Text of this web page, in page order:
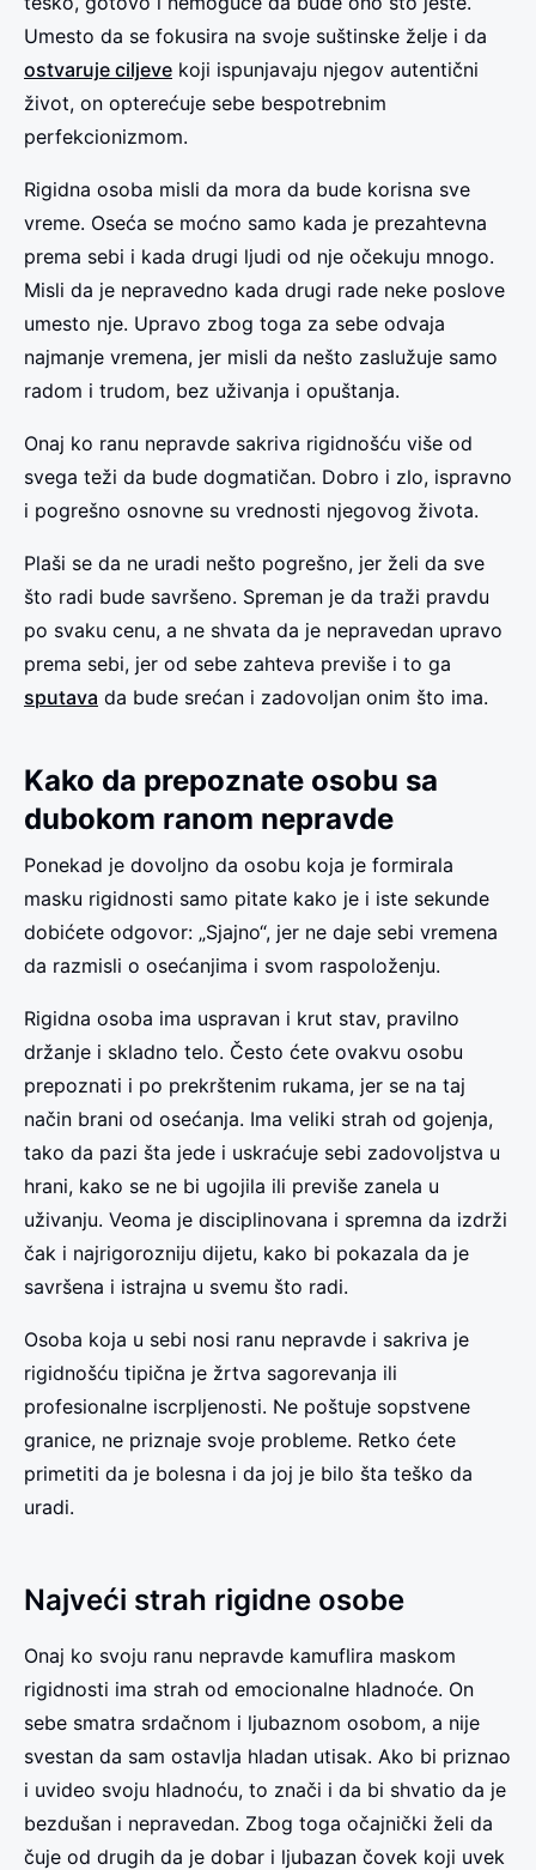
Umesto da se fokusira na svoje suštinske želje i da
ostvaruje ciljeve koji ispunjavaju njegov autentični
život, on opterećuje sebe bespotrebnim
perfekcionizmom.
Rigidna osoba misli da mora da bude korisna sve
vreme. Oseća se moćno samo kada je prezahtevna
prema sebi i kada drugi ljudi od nje očekuju mnogo.
Misli da je nepravedno kada drugi rade neke poslove
umesto nje. Upravo zbog toga za sebe odvaja
najmanje vremena, jer misli da nešto zaslužuje samo
radom i trudom, bez uživanja i opuštanja.
Onaj ko ranu nepravde sakriva rigidnošću više od
svega teži da bude dogmatičan. Dobro i zlo, ispravno
i pogrešno osnovne su vrednosti njegovog života.
Plaši se da ne uradi nešto pogrešno, jer želi da sve
što radi bude savršeno. Spreman je da traži pravdu
po svaku cenu, a ne shvata da je nepravedan upravo
prema sebi, jer od sebe zahteva previše i to ga
sputava da bude srećan i zadovoljan onim što ima.
Kako da prepoznate osobu sa
dubokom ranom nepravde
Ponekad je dovoljno da osobu koja je formirala
masku rigidnosti samo pitate kako je i iste sekunde
dobićete odgovor: „Sjajno“, jer ne daje sebi vremena
da razmisli o osećanjima i svom raspoloženju.
Rigidna osoba ima uspravan i krut stav, pravilno
držanje i skladno telo. Često ćete ovakvu osobu
prepoznati i po prekrštenim rukama, jer se na taj
način brani od osećanja. Ima veliki strah od gojenja,
tako da pazi šta jede i uskraćuje sebi zadovoljstva u
hrani, kako se ne bi ugojila ili previše zanela u
uživanju. Veoma je disciplinovana i spremna da izdrži
čak i najrigorozniju dijetu, kako bi pokazala da je
savršena i istrajna u svemu što radi.
Osoba koja u sebi nosi ranu nepravde i sakriva je
rigidnošću tipična je žrtva sagorevanja ili
profesionalne iscrpljenosti. Ne poštuje sopstvene
granice, ne priznaje svoje probleme. Retko ćete
primetiti da je bolesna i da joj je bilo šta teško da
uradi.
Najveći strah rigidne osobe
Onaj ko svoju ranu nepravde kamuflira maskom
rigidnosti ima strah od emocionalne hladnoće. On
sebe smatra srdačnom i ljubaznom osobom, a nije
svestan da sam ostavlja hladan utisak. Ako bi priznao
i uvideo svoju hladnoću, to znači i da bi shvatio da je
bezdušan i nepravedan. Zbog toga očajnički želi da
čuje od drugih da je dobar i ljubazan čovek koji uvek